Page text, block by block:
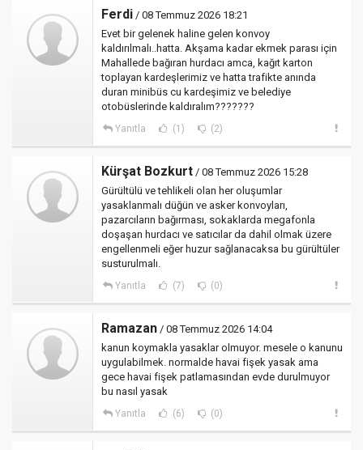
Ferdi / 08 Temmuz 2026 18:21
Evet bir gelenek haline gelen konvoy
kaldırılmalı..hatta. Akşama kadar ekmek parası için
Mahallede bağıran hurdacı amca, kağıt karton
toplayan kardeşlerimiz ve hatta trafikte anında
duran minibüs cu kardeşimiz ve belediye
otobüslerinde kaldıralım???????
Yanıtla (1) (2)
Kürşat Bozkurt / 08 Temmuz 2026 15:28
Gürültülü ve tehlikeli olan her oluşumlar
yasaklanmalı düğün ve asker konvoyları,
pazarcıların bağırması, sokaklarda megafonla
doşaşan hurdacı ve satıcılar da dahil olmak üzere
engellenmeli eğer huzur sağlanacaksa bu gürültüler
susturulmalı.
Yanıtla (7) (0)
Ramazan / 08 Temmuz 2026 14:04
kanun koymakla yasaklar olmuyor. mesele o kanunu
uygulabilmek. normalde havai fişek yasak ama
gece havai fişek patlamasından evde durulmuyor
bu nasıl yasak
Yanıtla (6) (0)